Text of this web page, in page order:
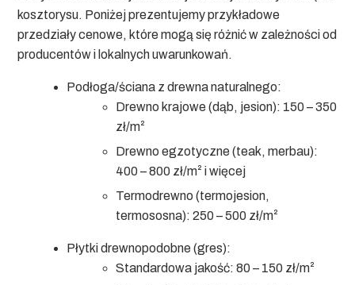
kosztorysu. Poniżej prezentujemy przykładowe
przedziały cenowe, które mogą się różnić w zależności od
producentów i lokalnych uwarunkowań.
Podłoga/ściana z drewna naturalnego:
Drewno krajowe (dąb, jesion): 150 – 350
zł/m²
Drewno egzotyczne (teak, merbau):
400 – 800 zł/m² i więcej
Termodrewno (termojesion,
termososna): 250 – 500 zł/m²
Płytki drewnopodobne (gres):
Standardowa jakość: 80 – 150 zł/m²